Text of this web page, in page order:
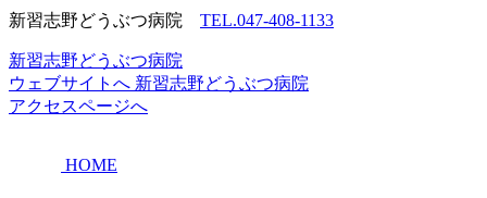
新習志野どうぶつ病院 TEL.047-408-1133
新習志野どうぶつ病院
ウェブサイトへ 新習志野どうぶつ病院
アクセスページへ
HOME